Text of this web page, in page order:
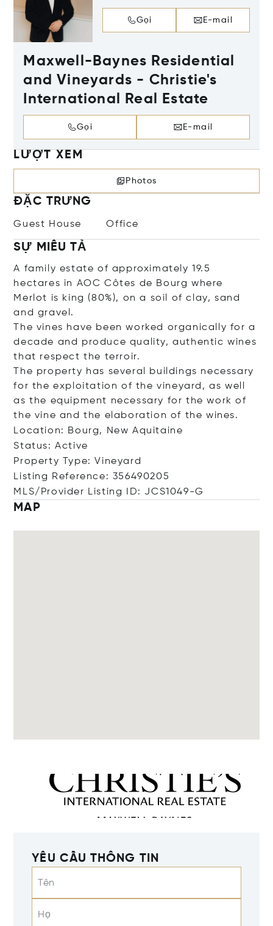
Gọi E-mail
Maxwell-Baynes Residential
and Vineyards - Christie's
International Real Estate
Gọi E-mail
LƯỢT XEM
Photos
ĐẶC TRƯNG
Guest House Office
SỰ MIÊU TẢ
A family estate of approximately 19.5
hectares in AOC Côtes de Bourg where
Merlot is king (80%), on a soil of clay, sand
and gravel.
The vines have been worked organically for a
decade and produce quality, authentic wines
that respect the terroir.
The property has several buildings necessary
for the exploitation of the vineyard, as well
as the equipment necessary for the work of
the vine and the elaboration of the wines.
Location: Bourg, New Aquitaine
Status: Active
Property Type: Vineyard
Listing Reference: 356490205
MLS/Provider Listing ID: JCS1049-G
MAP
YÊU CẦU THÔNG TIN
Tên
Họ